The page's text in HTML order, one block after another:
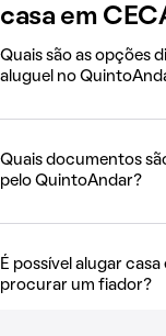
casa em
Quais são as opções
aluguel no
Quais documentos
pelo QuintoAndar?
É possível alugar
procurar um fiador?